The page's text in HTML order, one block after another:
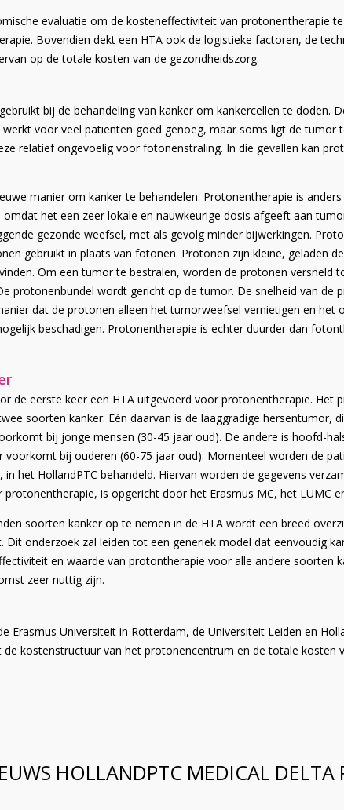
evaluatie om de kosteneffectiviteit van protonentherapie
Bovendien dekt een HTA ook de logistieke factoren, de
op de totale kosten van de gezondheidszorg.
bij de behandeling van kanker om kankercellen te doden.
voor veel patiënten goed genoeg, maar soms ligt de tumor
relatief ongevoelig voor fotonenstraling. In die gevallen kan
manier om kanker te behandelen. Protonentherapie is
het een zeer lokale en nauwkeurige dosis afgeeft aan
gezonde weefsel, met als gevolg minder bijwerkingen.
gebruikt in plaats van fotonen. Protonen zijn kleine, geladen
Om een ​​tumor te bestralen, worden de protonen versneld
protonenbundel wordt gericht op de tumor. De snelheid van de
dat de protonen alleen het tumorweefsel vernietigen en het
beschadigen. Protonentherapie is echter duurder dan
de eerste keer een HTA uitgevoerd voor protonentherapie. Het
soorten kanker. Eén daarvan is de laaggradige hersentumor,
bij jonge mensen (30-45 jaar oud). De andere is hoofd-
voorkomt bij ouderen (60-75 jaar oud). Momenteel worden de
het HollandPTC behandeld. Hiervan worden de gegevens
is opgericht door het Erasmus MC, het LUMC
soorten kanker op te nemen in de HTA wordt een breed
Dit onderzoek zal leiden tot een generiek model dat eenvoudig
en waarde van protontherapie voor alle andere soorten
zeer nuttig zijn.
Erasmus Universiteit in Rotterdam, de Universiteit Leiden en
de kostenstructuur van het protonencentrum en de totale kosten
HOLLANDPTC MEDICAL